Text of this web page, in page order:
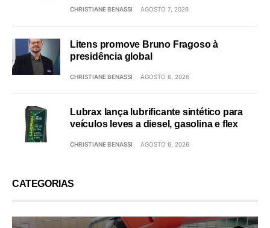
CHRISTIANE BENASSI AGOSTO 7, 2026
Litens promove Bruno Fragoso à
presidência global
CHRISTIANE BENASSI AGOSTO 6, 2026
Lubrax lança lubrificante sintético para
veículos leves a diesel, gasolina e flex
CHRISTIANE BENASSI AGOSTO 6, 2026
CATEGORIAS